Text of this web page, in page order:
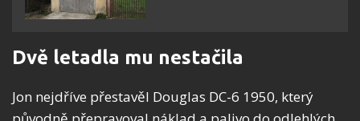
Dvě letadla mu nestačila
Jon nejdříve přestavěl Douglas DC-6 1950, který